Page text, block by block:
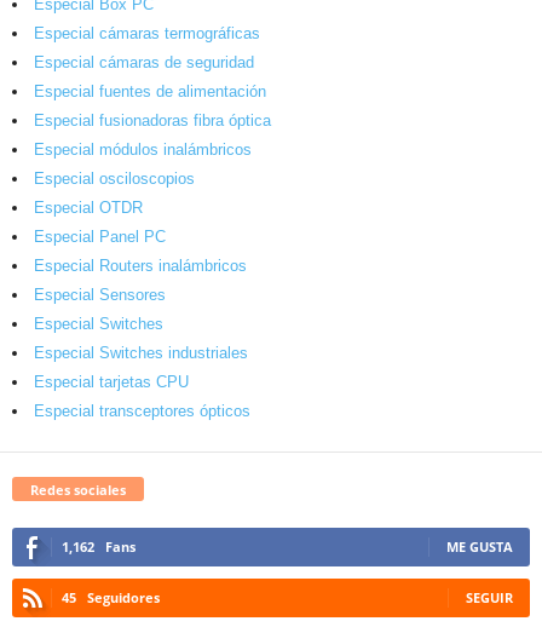
Especial Box PC
Especial cámaras termográficas
Especial cámaras de seguridad
Especial fuentes de alimentación
Especial fusionadoras fibra óptica
Especial módulos inalámbricos
Especial osciloscopios
Especial OTDR
Especial Panel PC
Especial Routers inalámbricos
Especial Sensores
Especial Switches
Especial Switches industriales
Especial tarjetas CPU
Especial transceptores ópticos
Redes sociales
1,162 Fans ME GUSTA
45 Seguidores SEGUIR